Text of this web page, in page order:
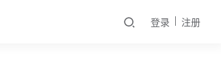
登录 注册